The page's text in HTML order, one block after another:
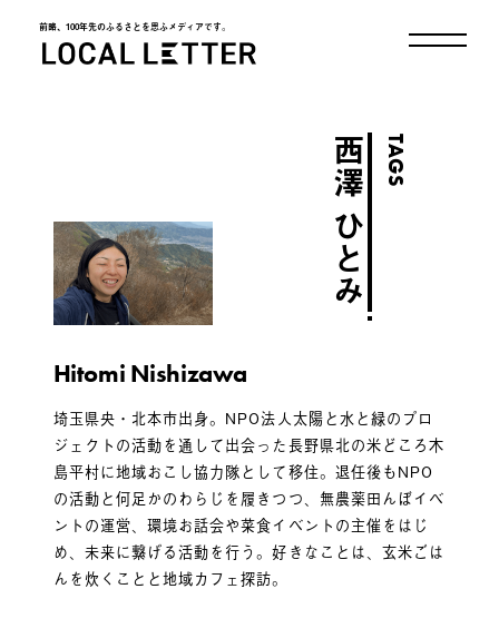
前略、100年先のふるさとを思ふメディアです。
TAGS
西澤 ひとみ
Hitomi Nishizawa
埼玉県央・北本市出身。NPO法人太陽と水と緑のプロ
ジェクトの活動を通して出会った長野県北の米どころ木
島平村に地域おこし協力隊として移住。退任後もNPO
の活動と何足かのわらじを履きつつ、無農薬田んぼイベ
ントの運営、環境お話会や菜食イベントの主催をはじ
め、未来に繋げる活動を行う。好きなことは、玄米ごは
んを炊くことと地域カフェ探訪。